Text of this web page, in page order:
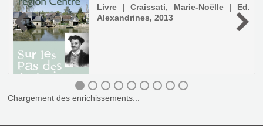
NOHANT
DOMAINE
DE
GEORGE
Livre | Craissati, Marie-Noëlle | Ed.
Alexandrines, 2013
BALADE
Chargement des enrichissements...